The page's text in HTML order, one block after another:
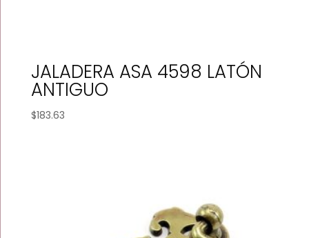
JALADERA ASA 4598 LATÓN
ANTIGUO
$183.63